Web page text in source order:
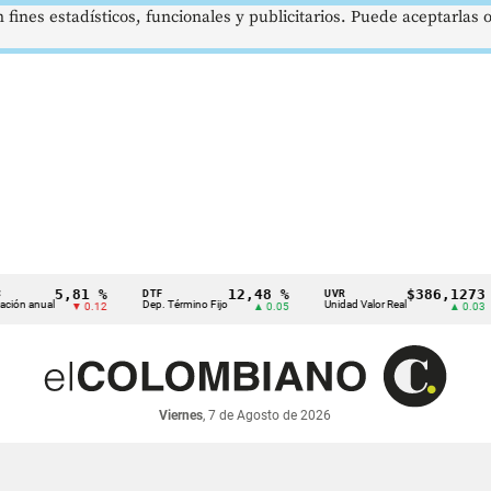
5,81 %
▼ 0.12
DTF
Dep. Término Fijo
12,48 %
▲ 0.05
UVR
Unidad Valor Real
$386,1273
Viernes, 7 de Agosto de 2026
estadísticos, funcionales y publicitarios. Puede aceptarlas